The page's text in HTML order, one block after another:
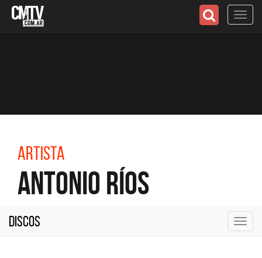
Artista
Antonio Ríos
Discos